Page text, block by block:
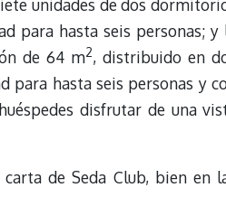
unidades de dos
para hasta seis personas; y
de 64 m2, distribuido en
para hasta seis personas y
disfrutar de una
de Seda Club, bien en